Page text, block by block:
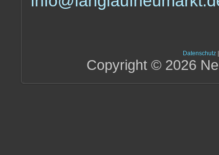
Datenschutz
Copyright © 2026